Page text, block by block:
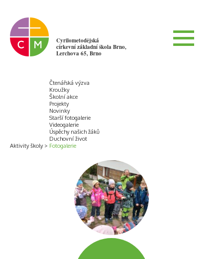
Cyrilometodějská
církevní základní škola Brno,
Lerchova 65, Brno
Aktivity školy
Čtenářská výzva
Kroužky
Školní akce
Projekty
Novinky
Starší fotogalerie
Videogalerie
Úspěchy našich žáků
Duchovní život
Fotogalerie